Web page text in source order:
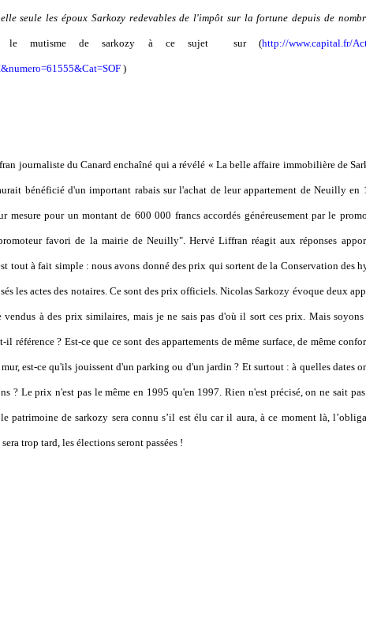
seule les époux Sarkozy redevables de l'impôt sur la fortune depuis de
le mutisme de sarkozy à ce sujet sur (http://www.capital.fr/
)
journaliste du Canard enchaîné qui a révélé « La belle affaire immobilière de
bénéficié d'un important rabais sur l'achat de leur appartement de Neuilly en
mesure pour un montant de 600 000 francs accordés généreusement par le
favori de la mairie de Neuilly". Hervé Liffran réagit aux réponses
tout à fait simple : nous avons donné des prix qui sortent de la Conservation des
les actes des notaires. Ce sont des prix officiels. Nicolas Sarkozy évoque deux
vendus à des prix similaires, mais je ne sais pas d'où il sort ces prix. Mais
il référence ? Est-ce que ce sont des appartements de même surface, de même
est-ce qu'ils jouissent d'un parking ou d'un jardin ? Et surtout : à quelles dates
? Le prix n'est pas le même en 1995 qu'en 1997. Rien n'est précisé, on ne sait
patrimoine de sarkozy sera connu s’il est élu car il aura, à ce moment là,
trop tard, les élections seront passées !